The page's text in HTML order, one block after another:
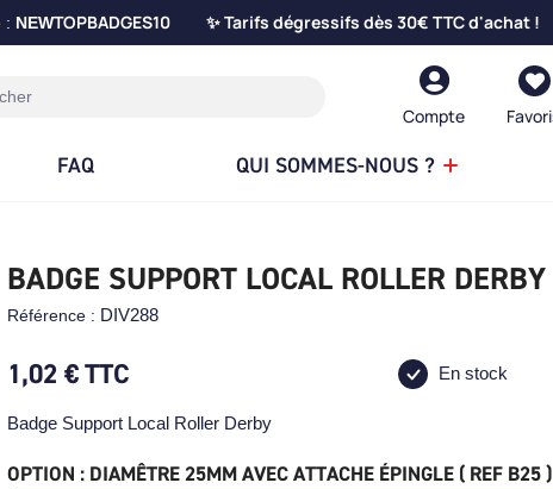
: NEWTOPBADGES10 ✨ Tarifs dégressifs dès 30€ TTC d'achat !
Compte
FAQ QUI SOMMES-NOUS ?
BADGE SUPPORT LOCAL ROLLER DERBY
Référence : DIV288
1,02 €TTC En stock
Badge Support Local Roller Derby
OPTION : DIAMÊTRE 25MM AVEC ATTACHE ÉPINGLE ( REF B25 )